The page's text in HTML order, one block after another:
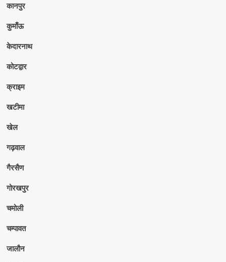
कानपुर
कुमाँऊ
केदारनाथ
कोटद्वार
क्राइम
खटीमा
खेल
गढ़वाल
गैरसैण
गोरखपुर
चमोली
चम्पावत
जालौन